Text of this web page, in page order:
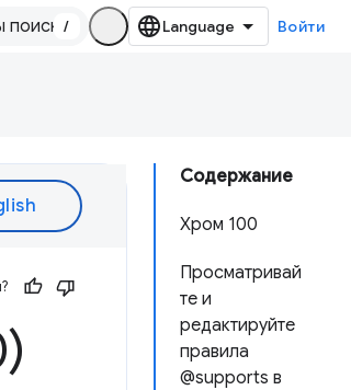
/ Войти
Содержание
Хром 100
Просматривай
те и
редактируйте
правила
@supports в